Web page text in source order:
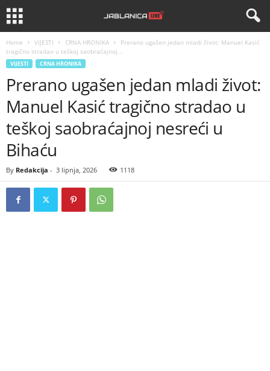
Home VIJESTI CRNA HRONIKA
Prerano ugašen jedan mladi život: Manuel Kasić
tragično stradao u teškoj saobraćajnoj...
VIJESTI CRNA HRONIKA
Prerano ugašen jedan mladi život:
Manuel Kasić tragično stradao u
teškoj saobraćajnoj nesreći u
Bihaću
By Redakcija - 3 lipnja, 2026 1118